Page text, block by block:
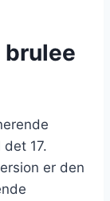
brulee
17.
er den